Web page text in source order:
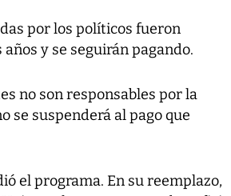
por los políticos fueron
y se seguirán pagando.
no son responsables por la
se suspenderá al pago que
el programa. En su reemplazo,